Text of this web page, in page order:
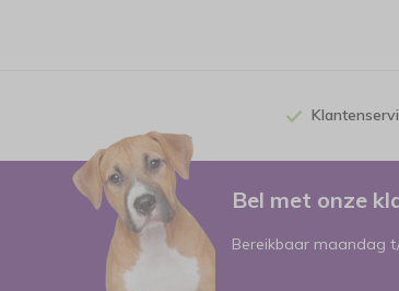
Bel met onze
Bereikbaar maandag